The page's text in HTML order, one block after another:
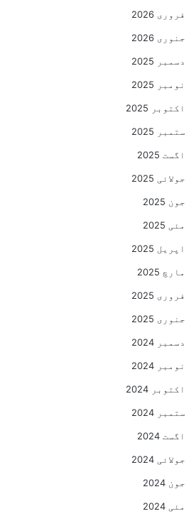
فروری 2026
جنوری 2026
دسمبر 2025
نومبر 2025
اکتوبر 2025
ستمبر 2025
اگست 2025
جولائی 2025
جون 2025
مئی 2025
اپریل 2025
مارچ 2025
فروری 2025
جنوری 2025
دسمبر 2024
نومبر 2024
اکتوبر 2024
ستمبر 2024
اگست 2024
جولائی 2024
جون 2024
مئی 2024